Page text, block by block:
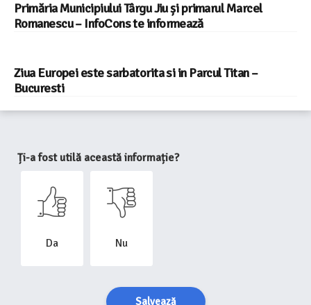
Primăria Municipiului Târgu Jiu și primarul Marcel
Romanescu – InfoCons te informează
Ziua Europei este sarbatorita si in Parcul Titan –
Bucuresti
Ți-a fost utilă această informație?
Da Nu
Salvează